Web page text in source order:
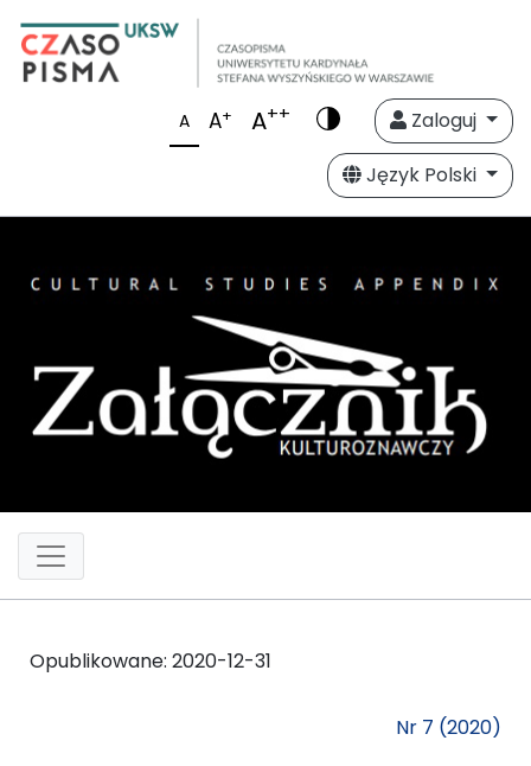
A A+ A++
Zaloguj
Język Polski
Opublikowane: 2020-12-31
Nr 7 (2020)